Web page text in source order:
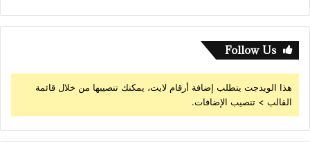
Follow Us
هذا الويدجت يتطلب إضافة أرقام لايت، يمكنك تنصيبها من خلال قائمة
القالب > تنصيب الإضافات.